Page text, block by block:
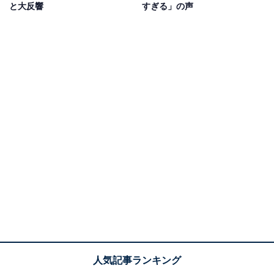
と大反響
すぎる」の声